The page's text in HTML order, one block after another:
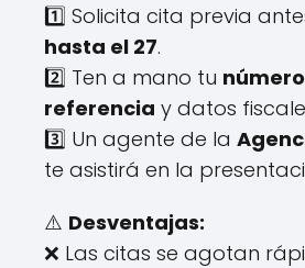
1️⃣ Solicita cita previa
hasta el 27.
2️⃣ Ten a mano tu
referencia y datos
3️⃣ Un agente de la
te asistirá en la
⚠️ Desventajas:
❌ Las citas se agotan